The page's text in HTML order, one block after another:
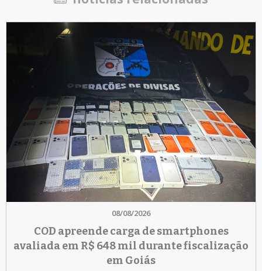
08/08/2026
COD apreende carga de smartphones
avaliada em R$ 648 mil durante fiscalização
em Goiás